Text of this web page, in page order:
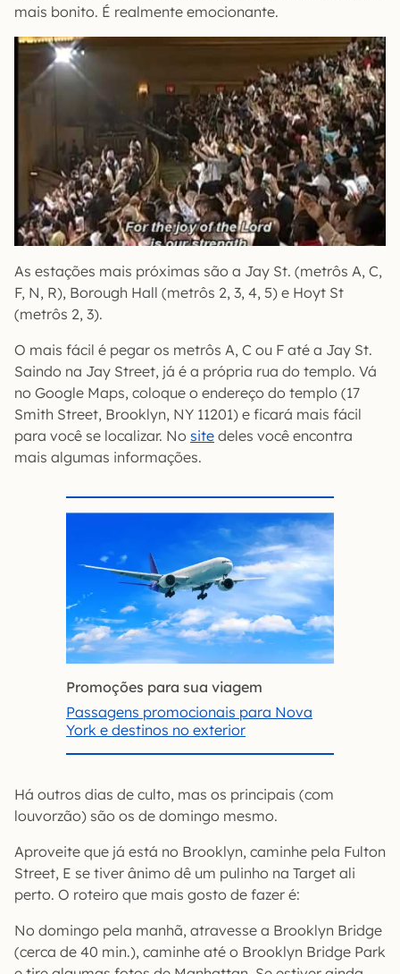
mais bonito. É realmente emocionante.
As estações mais próximas são a Jay St. (metrôs A, C,
F, N, R), Borough Hall (metrôs 2, 3, 4, 5) e Hoyt St
(metrôs 2, 3).
O mais fácil é pegar os metrôs A, C ou F até a Jay St.
Saindo na Jay Street, já é a própria rua do templo. Vá
no Google Maps, coloque o endereço do templo (17
Smith Street, Brooklyn, NY 11201) e ficará mais fácil
para você se localizar. No site deles você encontra
mais algumas informações.
Promoções para sua viagem
Passagens promocionais para Nova
York e destinos no exterior
Há outros dias de culto, mas os principais (com
louvorzão) são os de domingo mesmo.
Aproveite que já está no Brooklyn, caminhe pela Fulton
Street, E se tiver ânimo dê um pulinho na Target ali
perto. O roteiro que mais gosto de fazer é:
No domingo pela manhã, atravesse a Brooklyn Bridge
(cerca de 40 min.), caminhe até o Brooklyn Bridge Park